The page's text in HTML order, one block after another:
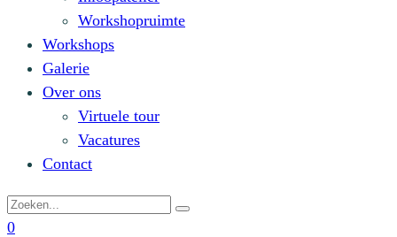
Workshopruimte
Workshops
Galerie
Over ons
Virtuele tour
Vacatures
Contact
0